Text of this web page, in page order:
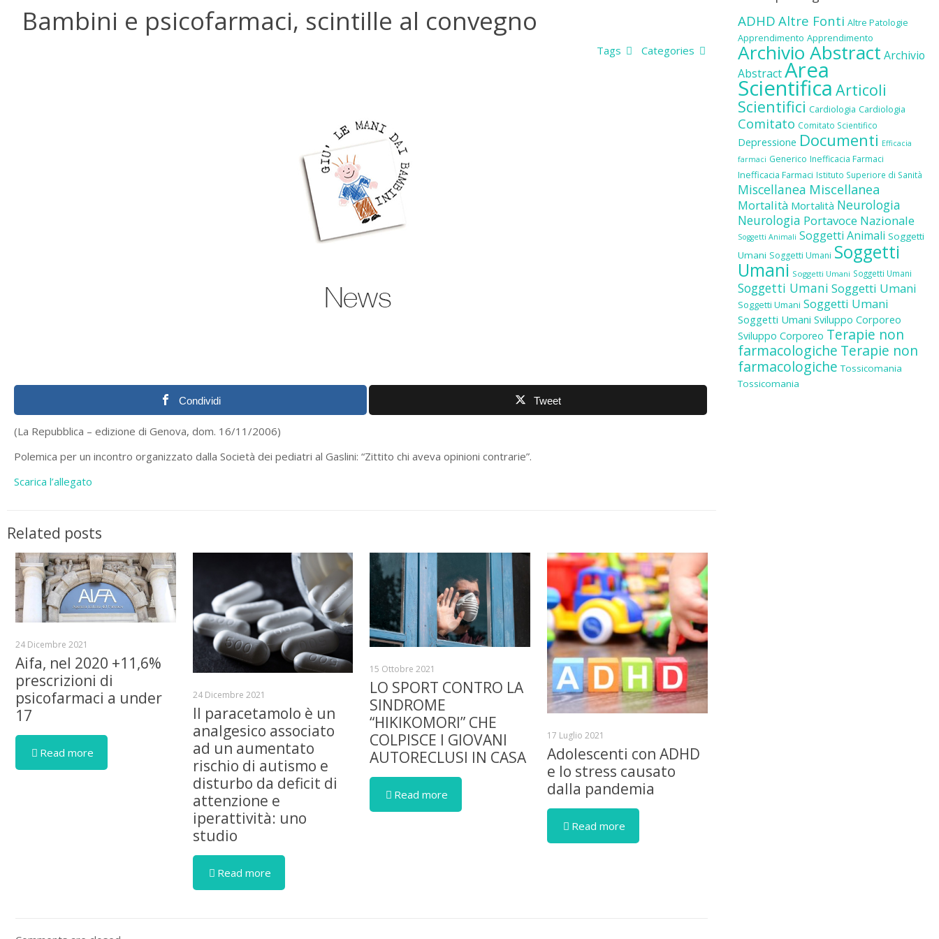
Bambini e psicofarmaci, scintille al convegno
Categories
Tags
Condividi Tweet
(La Repubblica – edizione di Genova, dom. 16/11/2006)
Polemica per un incontro organizzato dalla Società dei pediatri al Gaslini: “Zittito chi aveva opinioni contrarie”.
Scarica l’allegato
Related posts
24 Dicembre 2021
Aifa, nel 2020 +11,6%
prescrizioni di
psicofarmaci a under
17
Read more
24 Dicembre 2021
Il paracetamolo è un
analgesico associato
ad un aumentato
rischio di autismo e
disturbo da deficit di
attenzione e
iperattività: uno
studio
Read more
15 Ottobre 2021
LO SPORT CONTRO LA
SINDROME
“HIKIKOMORI” CHE
COLPISCE I GIOVANI
AUTORECLUSI IN CASA
Read more
17 Luglio 2021
Adolescenti con ADHD
e lo stress causato
dalla pandemia
Read more
ADHD Altre Fonti Altre Patologie
Apprendimento Apprendimento
Archivio Abstract Archivio
AbstractArea
Scientifica Articoli
Scientifici Cardiologia Cardiologia
Comitato Comitato Scientifico
Depressione Documenti Efficacia
farmaci Generico Inefficacia Farmaci
Inefficacia Farmaci Istituto Superiore di Sanità
Miscellanea Miscellanea
Mortalità Mortalità Neurologia
Neurologia Portavoce Nazionale
Soggetti Animali Soggetti Animali Soggetti
Umani Soggetti Umani Soggetti
Umani Soggetti Umani Soggetti Umani
Soggetti Umani Soggetti Umani
Soggetti Umani Soggetti Umani
Soggetti Umani Sviluppo Corporeo
Sviluppo Corporeo Terapie non
farmacologiche Terapie non
farmacologiche Tossicomania
Tossicomania